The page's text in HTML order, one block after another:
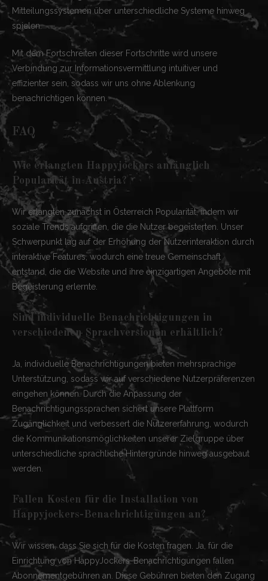
Mitteilungssystemen über unterschiedliche Systeme hinweg
spielen.
Mit dem Fortschreiten dieser Fortschritte wird unsere
Verbindung zur Informationsvermittlung intuitiver und
effizienter sein, sodass wir uns ohne Ablenkung
benachrichtigen können.
FAQ
Wie erlangten Happyjockers anfänglich
Popularität in Austria?
Wir erlangten zunächst in Österreich Popularität, indem wir
soziale Trends aufgriffen, die die Nutzer begeisterten. Unser
Schwerpunkt lag auf der Erhöhung der Nutzerinteraktion durch
interaktive Features, wodurch eine treue Gemeinschaft
entstand, die die Website und ihre einzigartigen Angebote mit
Begeisterung erlernte.
Sind individuelle Benachrichtigungen in
verschiedenen Sprachversionen erhältlich?
Ja, individuelle Benachrichtigungen bieten mehrsprachige
Unterstützung, sodass wir auf verschiedene Nutzerpräferenzen
eingehen können. Durch die Anpassung der
Benachrichtigungssprachen sichert unsere Plattform
Zugänglichkeit und verbessert die Nutzererfahrung, wodurch
die Kommunikationsmöglichkeiten unserer Zielgruppe über
unterschiedliche sprachliche Hintergründe hinweg ausgebaut
werden.
Fallen Kosten für die Installation von
Happyjockers-Benachrichtigungen an?
Wir wissen, dass Sie sich für die Kosten fragen. Ja, für die
Einrichtung von HappyJockers-Benachrichtigungen fallen
Abonnementgebühren an. Diese Gebühren bieten den Zugang